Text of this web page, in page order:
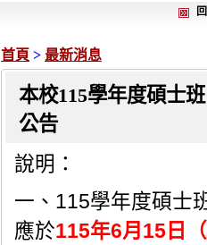
首頁 > 最新消息
本校115學年度碩士
公告
說明：
一、 115學年度碩士
應於115年6月 15 日